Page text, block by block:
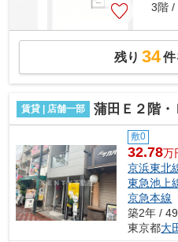
3階 /
残り 34件
賃貸 | 店舗一部 蒲田Ｅ２階・
敷0
32.78万
京浜東北
東急池上
京急本線
築2年 /
東京都大